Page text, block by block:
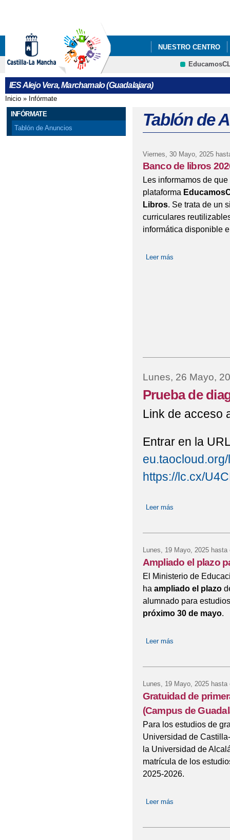
NUESTRO CENTRO
INFÓRMATE
IES Alejo Vera, Marchamalo (Guadalajara)
Se encuentra usted aquí
Inicio » Infórmate
INFÓRMATE
Tablón de Anuncios
Tablón de
Viernes, 30 Mayo, 2025
Banco de libros
Les informamos de
plataforma
Libros. Se trata de un
curriculares
informática disponible
Leer más
Lunes, 26 Mayo,
Prueba de
Link de acceso
Entrar en la
https://lc.cx/
Leer más
Lunes, 19 Mayo, 2025hasta
Ampliado el plazo
El Ministerio de
ha ampliado el plazo
alumnado para
próximo 30 de mayo.
Leer más
Lunes, 19 Mayo, 2025hasta
Gratuidad de
(Campus de
Para los estudios de
Universidad de
la Universidad de
matrícula de los
2025-2026.
Leer más